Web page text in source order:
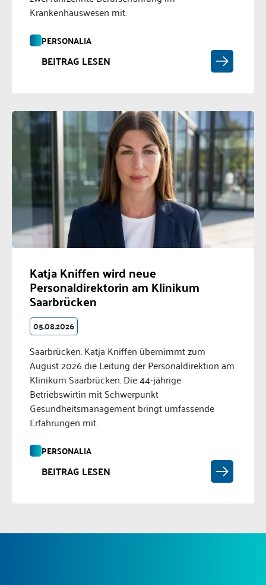
Krankenhauswesen mit.
PERSONALIA
BEITRAG LESEN
Katja Kniffen wird neue
Personaldirektorin am Klinikum
Saarbrücken
05.08.2026
Saarbrücken. Katja Kniffen übernimmt zum
August 2026 die Leitung der Personaldirektion am
Klinikum Saarbrücken. Die 44-jährige
Betriebswirtin mit Schwerpunkt
Gesundheitsmanagement bringt umfassende
Erfahrungen mit.
PERSONALIA
BEITRAG LESEN